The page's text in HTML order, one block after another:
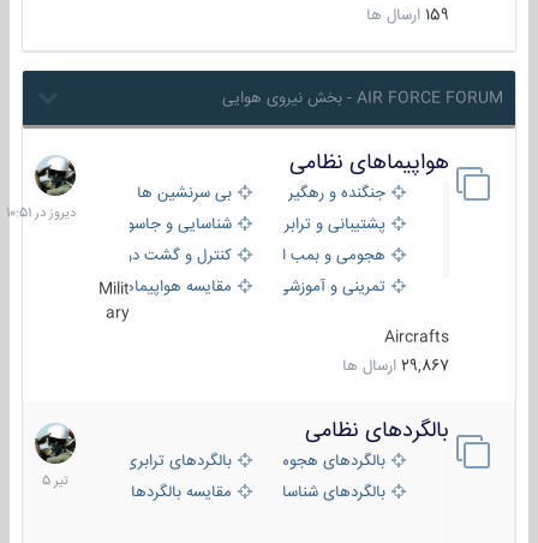
159 ارسال ها
AIR FORCE FORUM - بخش نیروی هوایی
هواپیماهای نظامی
جنگنده و رهگیر
بی سرنشین ها
پشتیبانی و ترابری
شناسایی و جاسوسی
هجومی و بمب افکن
کنترل و گشت دریایی
تمرینی و آموزشی
مقایسه هواپیماهاMilit
ary
Aircrafts
29,867 ارسال ها
دیروز
در
10:51
بالگردهای نظامی
بالگردهای هجومی
بالگردهای ترابری
بالگردهای شناسایی
مقایسه بالگردها
22
تیر
1405